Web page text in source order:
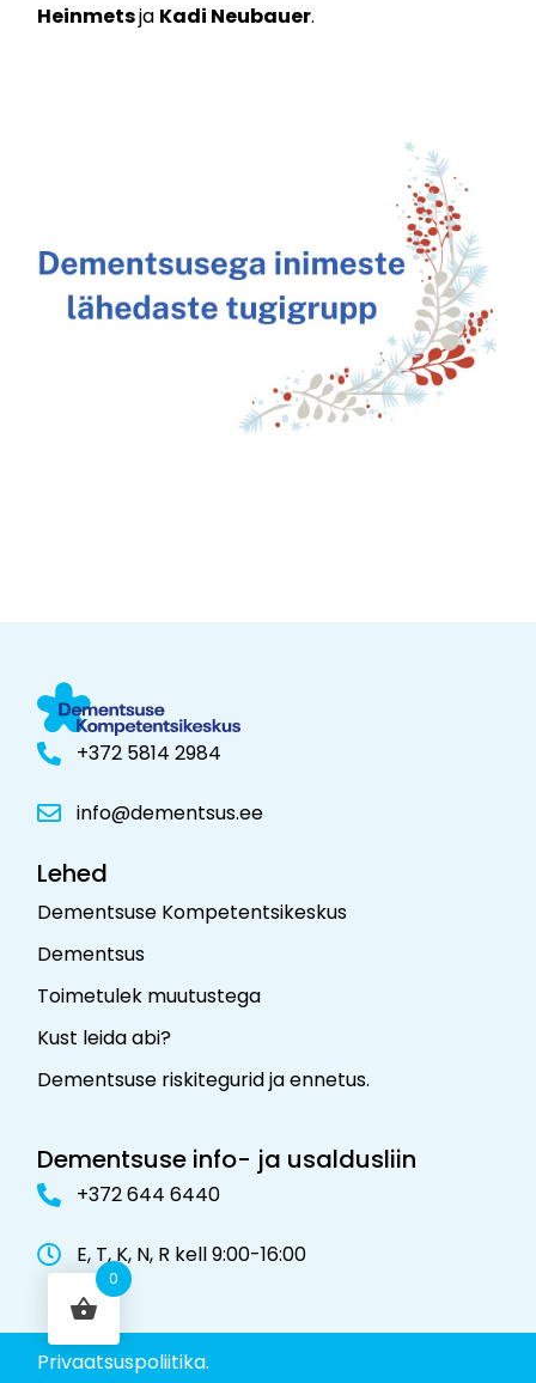
Heinmetsja Kadi Neubauer.
+372 5814 2984
info@dementsus.ee
Lehed
Dementsuse Kompetentsikeskus
Dementsus
Toimetulek muutustega
Kust leida abi?
Dementsuse riskitegurid ja ennetus.
Dementsuse info- ja usaldusliin
+372 644 6440
E, T, K, N, R kell 9:00-16:00
Privaatsuspoliitika.
0